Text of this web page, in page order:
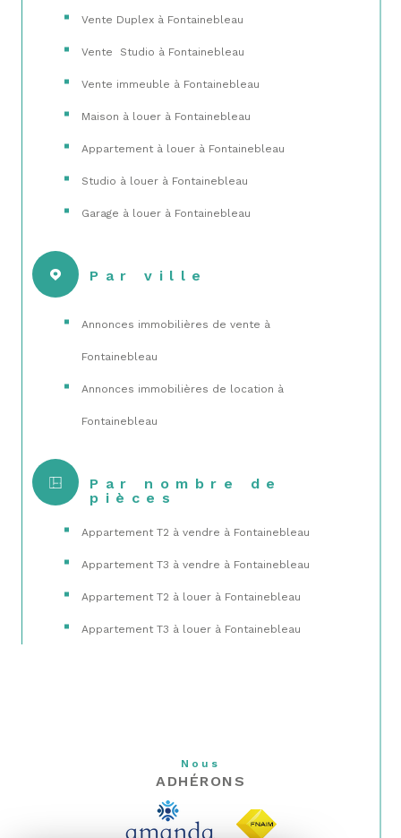
Vente Duplex à Fontainebleau
Vente Studio à Fontainebleau
Vente immeuble à Fontainebleau
Maison à louer à Fontainebleau
Appartement à louer à Fontainebleau
Studio à louer à Fontainebleau
Garage à louer à Fontainebleau
Par ville
Annonces immobilières de vente à
Fontainebleau
Annonces immobilières de location à
Fontainebleau
Par nombre de
pièces
Appartement T2 à vendre à Fontainebleau
Appartement T3 à vendre à Fontainebleau
Appartement T2 à louer à Fontainebleau
Appartement T3 à louer à Fontainebleau
Nous
ADHÉRONS